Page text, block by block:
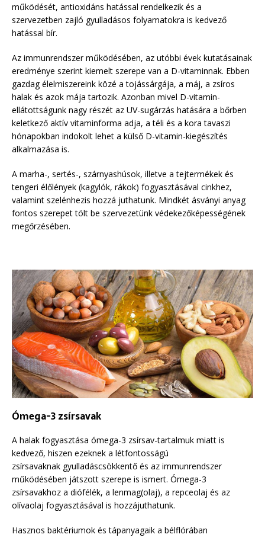
működését, antioxidáns hatással rendelkezik és a
szervezetben zajló gyulladásos folyamatokra is kedvező
hatással bír.
Az immunrendszer működésében, az utóbbi évek kutatásainak
eredménye szerint kiemelt szerepe van a D-vitaminnak. Ebben
gazdag élelmiszereink közé a tojássárgája, a máj, a zsíros
halak és azok mája tartozik. Azonban mivel D-vitamin-
ellátottságunk nagy részét az UV-sugárzás hatására a bőrben
keletkező aktív vitaminforma adja, a téli és a kora tavaszi
hónapokban indokolt lehet a külső D-vitamin-kiegészítés
alkalmazása is.
A marha-, sertés-, szárnyashúsok, illetve a tejtermékek és
tengeri élőlények (kagylók, rákok) fogyasztásával cinkhez,
valamint szelénhezis hozzá juthatunk. Mindkét ásványi anyag
fontos szerepet tölt be szervezetünk védekezőképességének
megőrzésében.
Ómega-3 zsírsavak
A halak fogyasztása ómega-3 zsírsav-tartalmuk miatt is
kedvező, hiszen ezeknek a létfontosságú
zsírsavaknak gyulladáscsökkentő és az immunrendszer
működésében játszott szerepe is ismert. Ómega-3
zsírsavakhoz a diófélék, a lenmag(olaj), a repceolaj és az
olívaolaj fogyasztásával is hozzájuthatunk.
Hasznos baktériumok és tápanyagaik a bélflórában